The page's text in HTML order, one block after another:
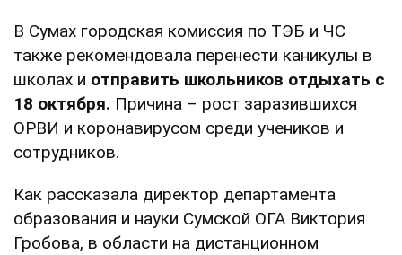
В Сумах городская комиссия по ТЭБ и ЧС
также рекомендовала перенести каникулы в
школах и отправить школьников отдыхать с
18 октября. Причина – рост заразившихся
ОРВИ и коронавирусом среди учеников и
сотрудников.
Как рассказала директор департамента
образования и науки Сумской ОГА Виктория
Гробова, в области на дистанционном